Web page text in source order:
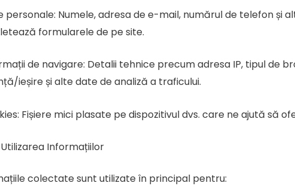
personale: Numele, adresa de e-mail, numărul de telefon
formularele de pe site.
de navigare: Detalii tehnice precum adresa IP, tipul de
ieșire și alte date de analiză a traficului.
Fișiere mici plasate pe dispozitivul dvs. care ne ajută să
Utilizarea Informațiilor
colectate sunt utilizate în principal pentru: